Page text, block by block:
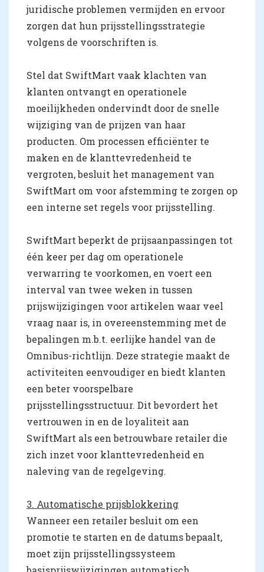
juridische problemen vermijden en ervoor
zorgen dat hun prijsstellingsstrategie
volgens de voorschriften is.
Stel dat SwiftMart vaak klachten van
klanten ontvangt en operationele
moeilijkheden ondervindt door de snelle
wijziging van de prijzen van haar
producten. Om processen efficiënter te
maken en de klanttevredenheid te
vergroten, besluit het management van
SwiftMart om voor afstemming te zorgen op
een interne set regels voor prijsstelling.
SwiftMart beperkt de prijsaanpassingen tot
één keer per dag om operationele
verwarring te voorkomen, en voert een
interval van twee weken in tussen
prijswijzigingen voor artikelen waar veel
vraag naar is, in overeenstemming met de
bepalingen m.b.t. eerlijke handel van de
Omnibus-richtlijn. Deze strategie maakt de
activiteiten eenvoudiger en biedt klanten
een beter voorspelbare
prijsstellingsstructuur. Dit bevordert het
vertrouwen in en de loyaliteit aan
SwiftMart als een betrouwbare retailer die
zich inzet voor klanttevredenheid en
naleving van de regelgeving.
3. Automatische prijsblokkering
Wanneer een retailer besluit om een
promotie te starten en de datums bepaalt,
moet zijn prijsstellingssysteem